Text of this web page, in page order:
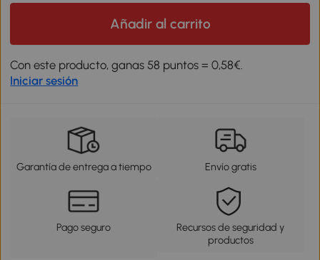
Añadir al carrito
Con este producto, ganas 58 puntos = 0,58€.
Iniciar sesión
Garantía de entrega a tiempo Envío gratis
Pago seguro
Recursos de seguridad y
productos